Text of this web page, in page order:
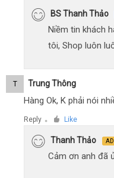
BS Thanh Thảo
Niềm tin khách
tôi, Shop luôn
T Trung Thông
Hàng Ok, K phải nói
Reply ● Like
Thanh Thảo
Cảm ơn anh đã